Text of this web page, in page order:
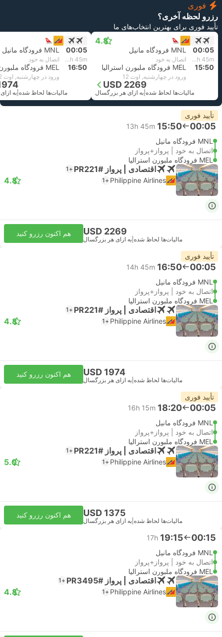
فوری
رزرو لحظه آخری؟
تأیید فوری برای بهترین انتخاب‌های ما
4.8
00:05 MNL فرودگاه مانیل
13h 45m اتصال به خود
15:50 MEL فرودگاه ملبورن استرالیا
ورود در چهارشنبه, اوت 12
USD 2269
مالیات‌ها لحاظ شده به ازای هر بزرگسال
00:05 MNL فرودگاه مانیل
14h 45m اتصال به خود
16:50 MEL فرودگاه ملبورن استرالیا
ورود در چهارشنبه, اوت 12
مالیات‌ها لحاظ شده به
تأیید فوری
00:05
15:50
13h 45m
MNL فرودگاه مانیل
اتصال به خود | پرواز+پرواز
MEL فرودگاه ملبورن استرالیا
اقتصادی | پرواز #PR221 +1
Philippine Airlines
+1
4.8
USD 2269
مالیات‌ها لحاظ شده به ازای هر بزرگسال
هم اکنون رزرو کنید
تأیید فوری
00:05
16:50
14h 45m
MNL فرودگاه مانیل
اتصال به خود | پرواز+پرواز
MEL فرودگاه ملبورن استرالیا
اقتصادی | پرواز #PR221 +1
Philippine Airlines
+1
4.8
USD 1974
مالیات‌ها لحاظ شده به ازای هر بزرگسال
هم اکنون رزرو کنید
تأیید فوری
00:05
18:20
16h 15m
MNL فرودگاه مانیل
اتصال به خود | پرواز+پرواز
MEL فرودگاه ملبورن استرالیا
اقتصادی | پرواز #PR221 +1
Philippine Airlines
+1
5.0
USD 1375
مالیات‌ها لحاظ شده به ازای هر بزرگسال
هم اکنون رزرو کنید
00:15
19:15
17h
MNL فرودگاه مانیل
اتصال به خود | پرواز+پرواز
MEL فرودگاه ملبورن استرالیا
اقتصادی | پرواز #PR3495 +1
Philippine Airlines
+1
4.8